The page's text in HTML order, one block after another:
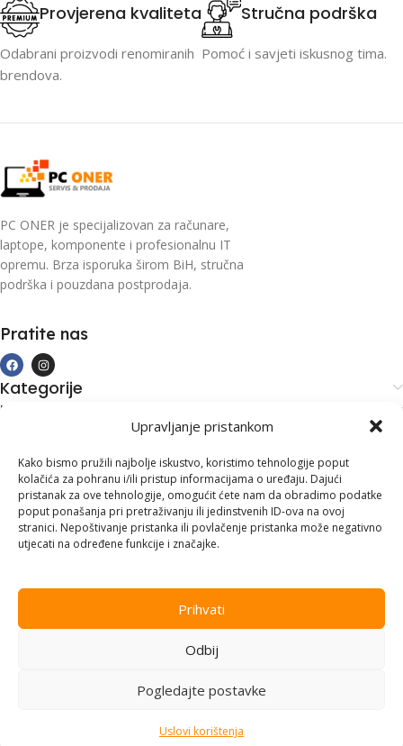
Upravljanje pristankom
Kako bismo pružili najbolje iskustvo, koristimo tehnologije poput
kolačića za pohranu i/ili pristup informacijama o uređaju. Dajući
pristanak za ove tehnologije, omogućit ćete nam da obradimo podatke
poput ponašanja pri pretraživanju ili jedinstvenih ID-ova na ovoj
stranici. Nepoštivanje pristanka ili povlačenje pristanka može negativno
utjecati na određene funkcije i značajke.
Prihvati
Odbij
Pogledajte postavke
Uslovi korištenja
Provjerena kvaliteta
Odabrani proizvodi renomiranih
brendova.
Stručna podrška
Pomoć i savjeti iskusnog tima.
PC ONER je specijalizovan za računare,
laptope, komponente i profesionalnu IT
opremu. Brza isporuka širom BiH, stručna
podrška i pouzdana postprodaja.
Pratite nas
Kategorije
Kupovina i podrška
Kontakt informacije
Branilaca Bosne, 75 300 Lukavac
+387 35 555 999
info@pconer.ba
Vision.